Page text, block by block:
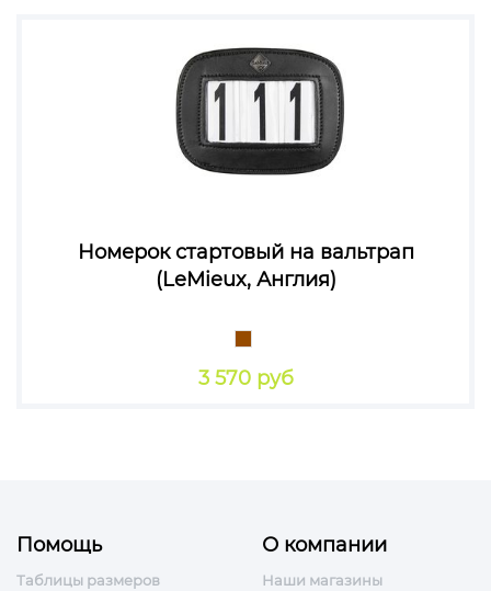
Номерок стартовый на вальтрап
(LeMieux, Англия)
3 570 руб
Помощь
Таблицы размеров
О компании
Наши магазины